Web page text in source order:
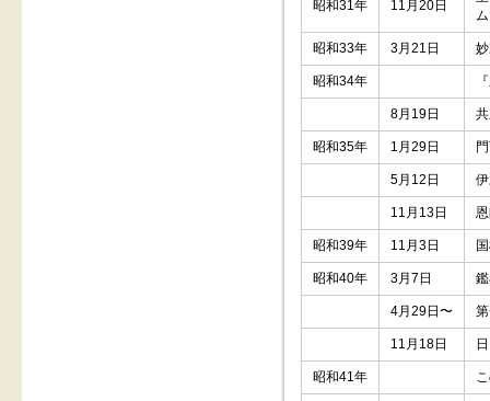
昭和31年 11月20日
昭和33年 3月21日
昭和34年
8月19日
昭和35年 1月29日
5月12日
11月13日
昭和39年 11月3日
昭和40年 3月7日
4月29日〜
11月18日
昭和41年